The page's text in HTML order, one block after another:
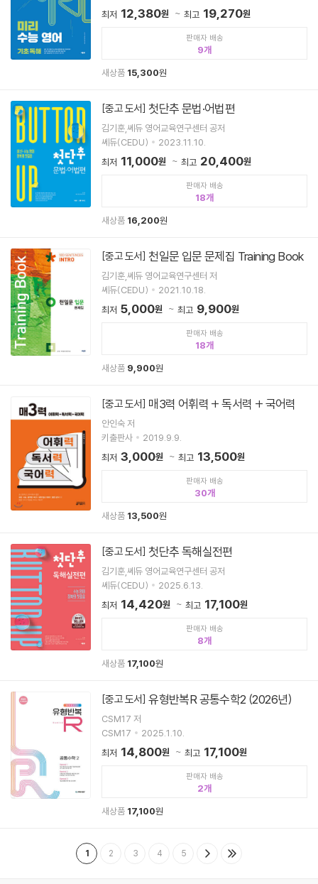
최저 12,380원 최고 19,270원
판매자 배송
9
새상품 15,300원
[중고 도서] 첫단추 문법·어법편
김기훈,쎄듀 영어교육연구센터 공저
쎄듀(CEDU)
2023.11.10.
최저 11,000원 최고 20,400원
판매자 배송
18
새상품 16,200원
[중고 도서] 천일문 입문 문제집 Training Book
김기훈,쎄듀 영어교육연구센터 저
쎄듀(CEDU)
2021.10.18.
최저 5,000원 최고 9,900원
판매자 배송
18
새상품 9,900원
[중고 도서] 매3력 어휘력 + 독서력 + 국어력
안인숙 저
키출판사
2019.9.9.
최저 3,000원 최고 13,500원
판매자 배송
30
새상품 13,500원
[중고 도서] 첫단추 독해실전편
김기훈,쎄듀 영어교육연구센터 공저
쎄듀(CEDU)
2025.6.13.
최저 14,420원 최고 17,100원
판매자 배송
8
새상품 17,100원
[중고 도서] 유형반복R 공통수학2 (2026년)
CSM17 저
CSM17
2025.1.10.
최저 14,800원 최고 17,100원
판매자 배송
2
새상품 17,100원
1 2 3 4 5